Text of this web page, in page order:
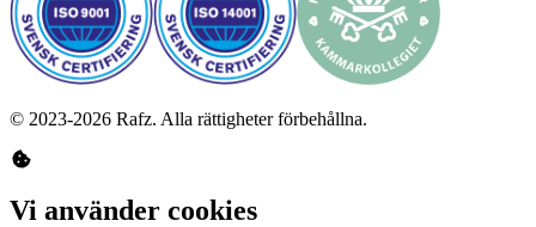
© 2023-2026 Rafz. Alla rättigheter förbehållna.
Vi använder cookies